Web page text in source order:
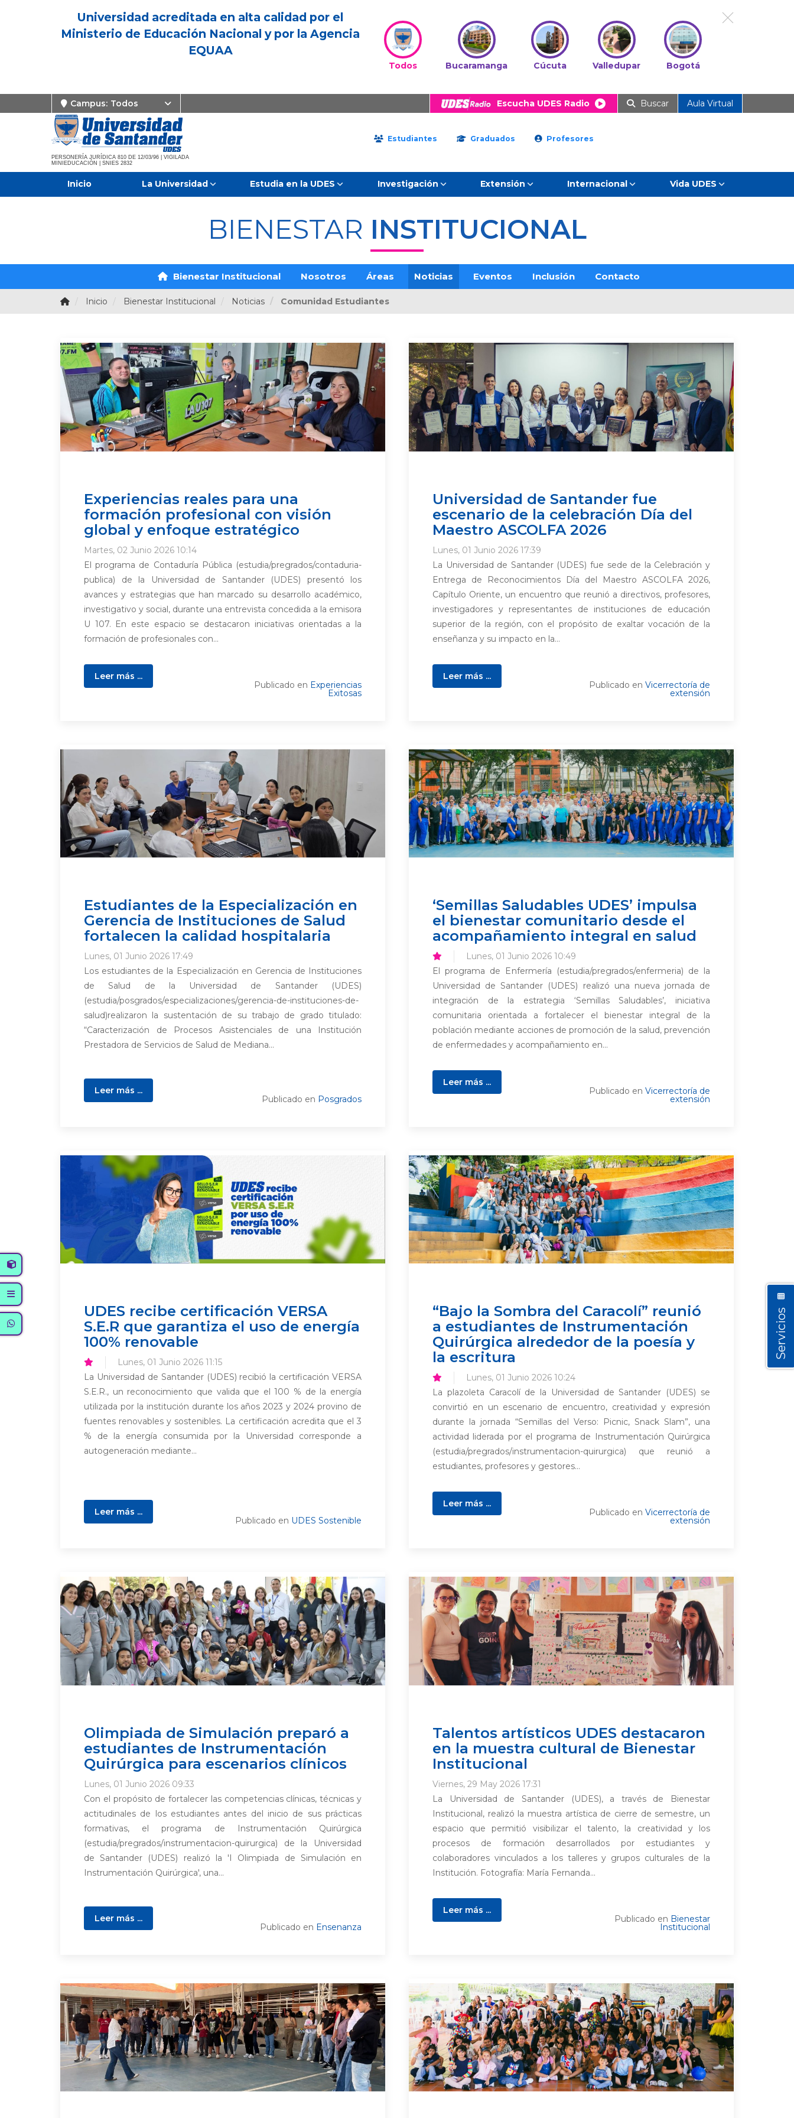
Universidad acreditada en alta calidad por el
Ministerio de Educación Nacional y por la Agencia
EQUAA
Todos Bucaramanga Cúcuta Valledupar Bogotá
Campus: Todos Escucha UDES Radio Buscar Aula Virtual
PERSONERÍA JURÍDICA 810 DE 12/03/96 | VIGILADA
MINIEDUCACIÓN | SNIES 2832
Estudiantes Graduados Profesores
Inicio La Universidad Estudia en la UDES Investigación Extensión Internacional Vida UDES
BIENESTAR INSTITUCIONAL
Bienestar Institucional Nosotros Áreas Noticias Eventos Inclusión Contacto
Inicio Bienestar Institucional Noticias Comunidad Estudiantes
Experiencias reales para una
formación profesional con visión
global y enfoque estratégico
Martes, 02 Junio 2026 10:14
El programa de Contaduría Pública (estudia/pregrados/contaduria-
publica) de la Universidad de Santander (UDES) presentó los
avances y estrategias que han marcado su desarrollo académico,
investigativo y social, durante una entrevista concedida a la emisora
U 107. En este espacio se destacaron iniciativas orientadas a la
formación de profesionales con...
Leer más ...
Publicado en Experiencias
Exitosas
Universidad de Santander fue
escenario de la celebración Día del
Maestro ASCOLFA 2026
Lunes, 01 Junio 2026 17:39
La Universidad de Santander (UDES) fue sede de la Celebración y
Entrega de Reconocimientos Día del Maestro ASCOLFA 2026,
Capítulo Oriente, un encuentro que reunió a directivos, profesores,
investigadores y representantes de instituciones de educación
superior de la región, con el propósito de exaltar vocación de la
enseñanza y su impacto en la...
Leer más ...
Publicado en Vicerrectoría de
extensión
Estudiantes de la Especialización en
Gerencia de Instituciones de Salud
fortalecen la calidad hospitalaria
Lunes, 01 Junio 2026 17:49
Los estudiantes de la Especialización en Gerencia de Instituciones
de Salud de la Universidad de Santander (UDES)
(estudia/posgrados/especializaciones/gerencia-de-instituciones-de-
salud)realizaron la sustentación de su trabajo de grado titulado:
“Caracterización de Procesos Asistenciales de una Institución
Prestadora de Servicios de Salud de Mediana...
Leer más ...
Publicado en Posgrados
‘Semillas Saludables UDES’ impulsa
el bienestar comunitario desde el
acompañamiento integral en salud
Lunes, 01 Junio 2026 10:49
El programa de Enfermería (estudia/pregrados/enfermeria) de la
Universidad de Santander (UDES) realizó una nueva jornada de
integración de la estrategia ‘Semillas Saludables’, iniciativa
comunitaria orientada a fortalecer el bienestar integral de la
población mediante acciones de promoción de la salud, prevención
de enfermedades y acompañamiento en...
Leer más ...
Publicado en Vicerrectoría de
extensión
UDES recibe certificación VERSA
S.E.R que garantiza el uso de energía
100% renovable
Lunes, 01 Junio 2026 11:15
La Universidad de Santander (UDES) recibió la certificación VERSA
S.E.R., un reconocimiento que valida que el 100 % de la energía
utilizada por la institución durante los años 2023 y 2024 provino de
fuentes renovables y sostenibles. La certificación acredita que el 3
% de la energía consumida por la Universidad corresponde a
autogeneración mediante...
Leer más ...
Publicado en UDES Sostenible
“Bajo la Sombra del Caracolí” reunió
a estudiantes de Instrumentación
Quirúrgica alrededor de la poesía y
la escritura
Lunes, 01 Junio 2026 10:24
La plazoleta Caracolí de la Universidad de Santander (UDES) se
convirtió en un escenario de encuentro, creatividad y expresión
durante la jornada “Semillas del Verso: Picnic, Snack Slam”, una
actividad liderada por el programa de Instrumentación Quirúrgica
(estudia/pregrados/instrumentacion-quirurgica) que reunió a
estudiantes, profesores y gestores...
Leer más ...
Publicado en Vicerrectoría de
extensión
Olimpiada de Simulación preparó a
estudiantes de Instrumentación
Quirúrgica para escenarios clínicos
Lunes, 01 Junio 2026 09:33
Con el propósito de fortalecer las competencias clínicas, técnicas y
actitudinales de los estudiantes antes del inicio de sus prácticas
formativas, el programa de Instrumentación Quirúrgica
(estudia/pregrados/instrumentacion-quirurgica) de la Universidad
de Santander (UDES) realizó la 'I Olimpiada de Simulación en
Instrumentación Quirúrgica', una...
Leer más ...
Publicado en Ensenanza
Talentos artísticos UDES destacaron
en la muestra cultural de Bienestar
Institucional
Viernes, 29 May 2026 17:31
La Universidad de Santander (UDES), a través de Bienestar
Institucional, realizó la muestra artística de cierre de semestre, un
espacio que permitió visibilizar el talento, la creatividad y los
procesos de formación desarrollados por estudiantes y
colaboradores vinculados a los talleres y grupos culturales de la
Institución. Fotografía: María Fernanda...
Leer más ...
Publicado en Bienestar
Institucional
Servicios